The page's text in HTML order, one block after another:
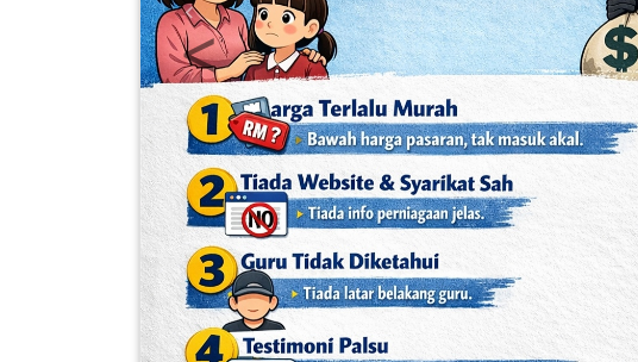
Previous
PERNIAGAAN
KECANTIKAN(7)